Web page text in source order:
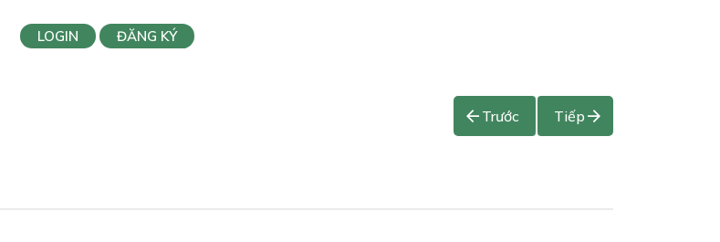
LOGIN ĐĂNG KÝ
Trước Tiếp